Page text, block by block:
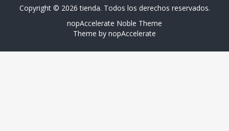
Copyright © 2026 tienda. Todos los derechos reservados.
nopAccelerate Noble Theme
Theme by nopAccelerate